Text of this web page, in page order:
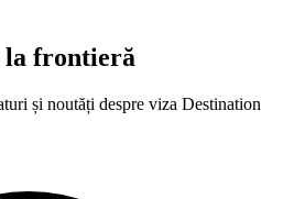
frontieră
și noutăți despre viza Destination